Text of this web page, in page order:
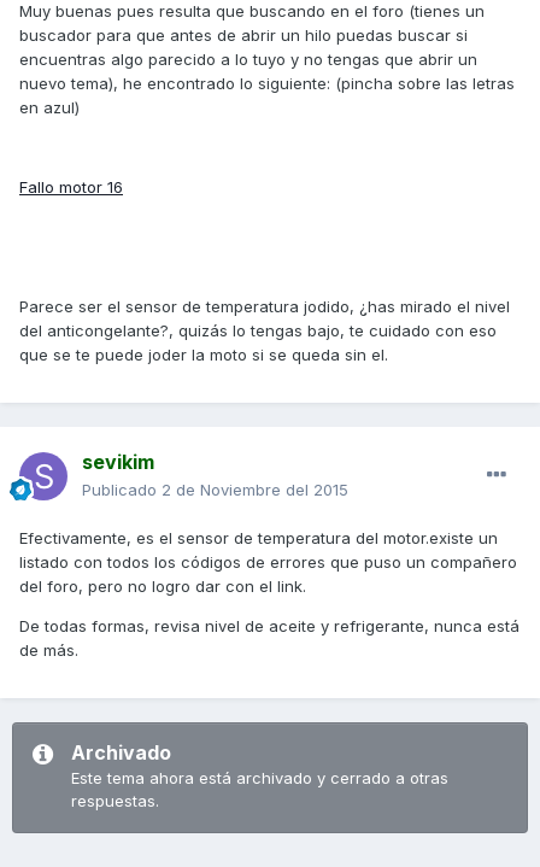
Muy buenas pues resulta que buscando en el foro (tienes un
buscador para que antes de abrir un hilo puedas buscar si
encuentras algo parecido a lo tuyo y no tengas que abrir un
nuevo tema), he encontrado lo siguiente: (pincha sobre las letras
en azul)
Fallo motor 16
Parece ser el sensor de temperatura jodido, ¿has mirado el nivel
del anticongelante?, quizás lo tengas bajo, te cuidado con eso
que se te puede joder la moto si se queda sin el.
sevikim
Publicado 2 de Noviembre del 2015
Efectivamente, es el sensor de temperatura del motor.existe un
listado con todos los códigos de errores que puso un compañero
del foro, pero no logro dar con el link.
De todas formas, revisa nivel de aceite y refrigerante, nunca está
de más.
Archivado
Este tema ahora está archivado y cerrado a otras
respuestas.